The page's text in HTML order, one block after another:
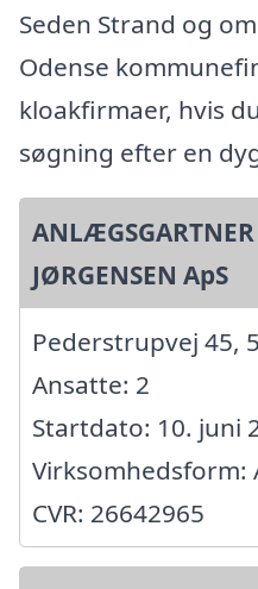
Seden Strand og
Odense
kloakfirmaer, hvis
søgning efter en
JØRGENSEN ApS
Pederstrupvej 45,
Ansatte: 2
Startdato: 10. juni
Virksomhedsform:
CVR: 26642965